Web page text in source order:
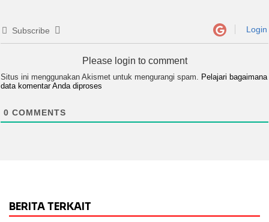
Subscribe Login
Please login to comment
Situs ini menggunakan Akismet untuk mengurangi spam. Pelajari bagaimana
data komentar Anda diproses
0 COMMENTS
BERITA TERKAIT